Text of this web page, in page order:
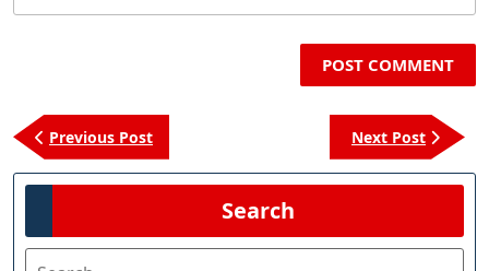
Yazı
gezinmesi
Previous PostPrevious
Post
Next Post
Next
Post
Search